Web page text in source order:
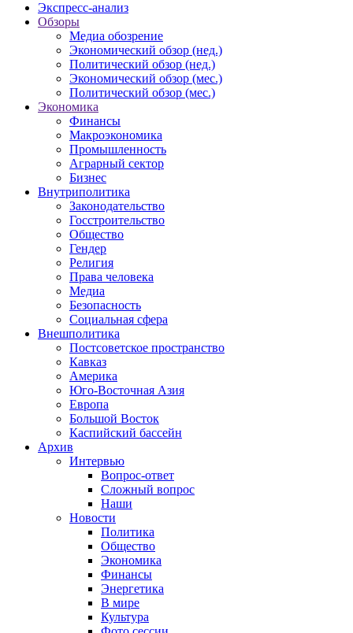
Экспресс-анализ
Обзоры
Медиа обозрение
Экономический обзор (нед.)
Политический обзор (нед.)
Экономический обзор (мес.)
Политический обзор (мес.)
Экономика
Финансы
Макроэкономика
Промышленность
Аграрный сектор
Бизнес
Внутриполитика
Законодательство
Госстроительство
Общество
Гендер
Религия
Права человека
Медиа
Безопасность
Социальная сфера
Внешполитика
Постсоветское пространство
Кавказ
Америка
Юго-Восточная Азия
Европа
Большой Восток
Каспийский бассейн
Архив
Интервью
Вопрос-ответ
Сложный вопрос
Наши
Новости
Политика
Общество
Экономика
Финансы
Энергетика
В мире
Культура